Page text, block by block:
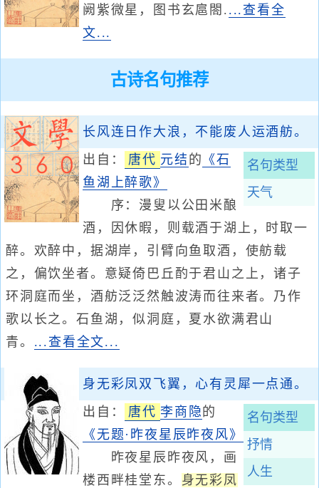
阙紫微星，图书玄扈閤. ...查看全
文...
古诗名句推荐
长风连日作大浪，不能废人运酒舫。
名句类型
天气
出自： 唐代 元结 的 《石
鱼湖上醉歌》
序：漫叟以公田米酿
酒，因休暇，则载酒于湖上，时取一
醉。欢醉中，据湖岸，引臂向鱼取酒，使舫载
之，偏饮坐者。意疑倚巴丘酌于君山之上，诸子
环洞庭而坐，酒舫泛泛然触波涛而往来者。乃作
歌以长之。石鱼湖，似洞庭，夏水欲满君山
青。 ...查看全文...
身无彩凤双飞翼，心有灵犀一点通。
名句类型
抒情
人生
出自： 唐代 李商隐 的
《无题·昨夜星辰昨夜风》
昨夜星辰昨夜风，画
楼西畔桂堂东。 身无彩凤